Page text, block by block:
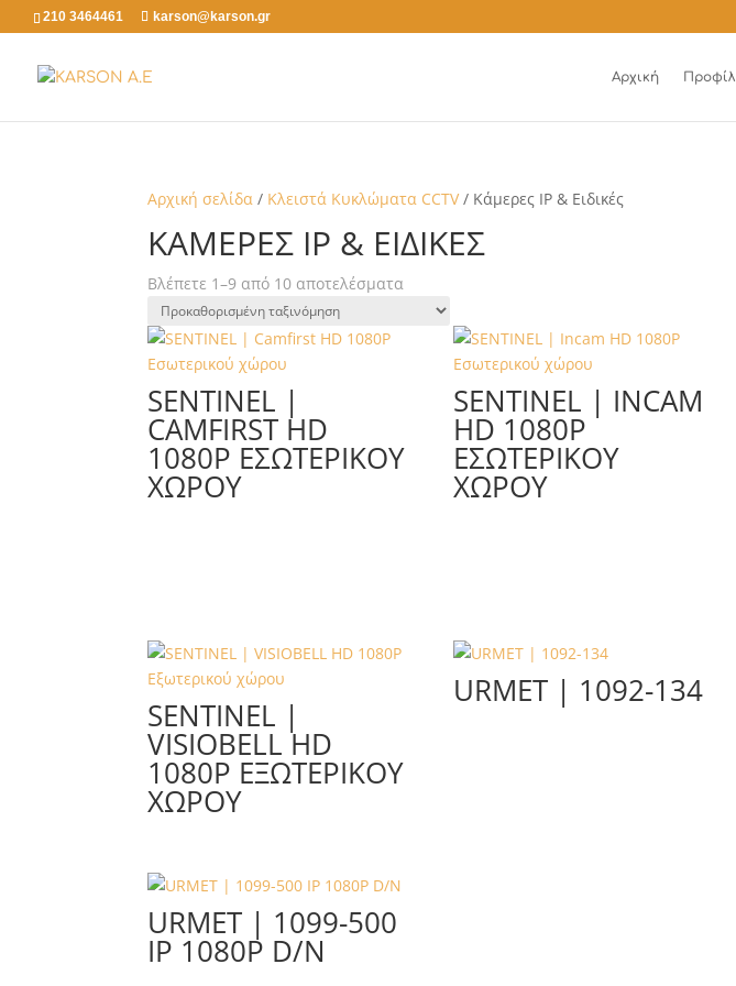
210 3464461 karson@karson.gr
Αρχική Προφίλ
Αρχική σελίδα / Κλειστά Κυκλώματα CCTV/ Κάμερες ΙΡ & Ειδικές
ΚΆΜΕΡΕΣ ΙΡ & ΕΙΔΙΚΈΣ
Βλέπετε 1–9 από 10 αποτελέσματα
SENTINEL |
CAMFIRST HD
1080P ΕΣΩΤΕΡΙΚΟΎ
ΧΏΡΟΥ
SENTINEL | INCAM
HD 1080P
ΕΣΩΤΕΡΙΚΟΎ
ΧΏΡΟΥ
SENTINEL |
VISIOBELL HD
1080P ΕΞΩΤΕΡΙΚΟΎ
ΧΏΡΟΥ
URMET | 1092-134
URMET | 1099-500
IP 1080P D/N